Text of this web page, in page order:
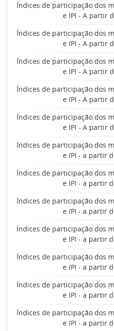
Índices de participação dos
e IPI - A partir
Índices de participação dos
e IPI - A partir
Índices de participação dos
e IPI - A partir
Índices de participação dos
e IPI - A partir
Índices de participação dos
e IPI - A partir
Índices de participação dos
e IPI - a partir
Índices de participação dos
e IPI - a partir
Índices de participação dos
e IPI - a partir
Índices de participação dos
e IPI - a partir
Índices de participação dos
e IPI - a partir
Índices de participação dos
e IPI - a partir
Índices de participação dos
e IPI - a partir